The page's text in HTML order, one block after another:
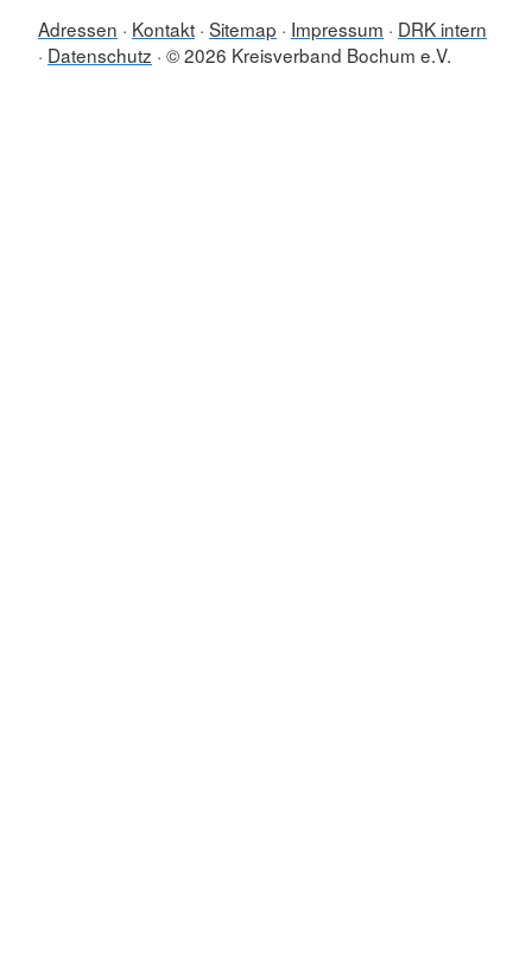
Adressen Kontakt Sitemap Impressum
DRK intern
Datenschutz © 2026 Kreisverband Bochum e.V.